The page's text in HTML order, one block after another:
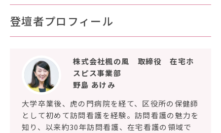
登壇者プロフィール
株式会社楓の風 取締役 在宅ホ
スピス事業部
野島 あけみ
大学卒業後、虎の門病院を経て、区役所の保健師
として初めて訪問看護を経験。訪問看護の魅力を
知り、以来約30年訪問看護、在宅看護の領域で